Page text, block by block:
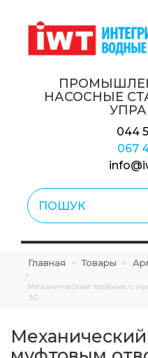
НАСОСНЫЕ
044
067
Главная > Товары >
>
Механический тройник с
3G